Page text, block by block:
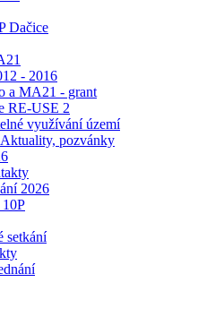
Dačice
- 2016
a MA21 - grant
RE-USE 2
využívání území
Aktuality, pozvánky
2026
setkání